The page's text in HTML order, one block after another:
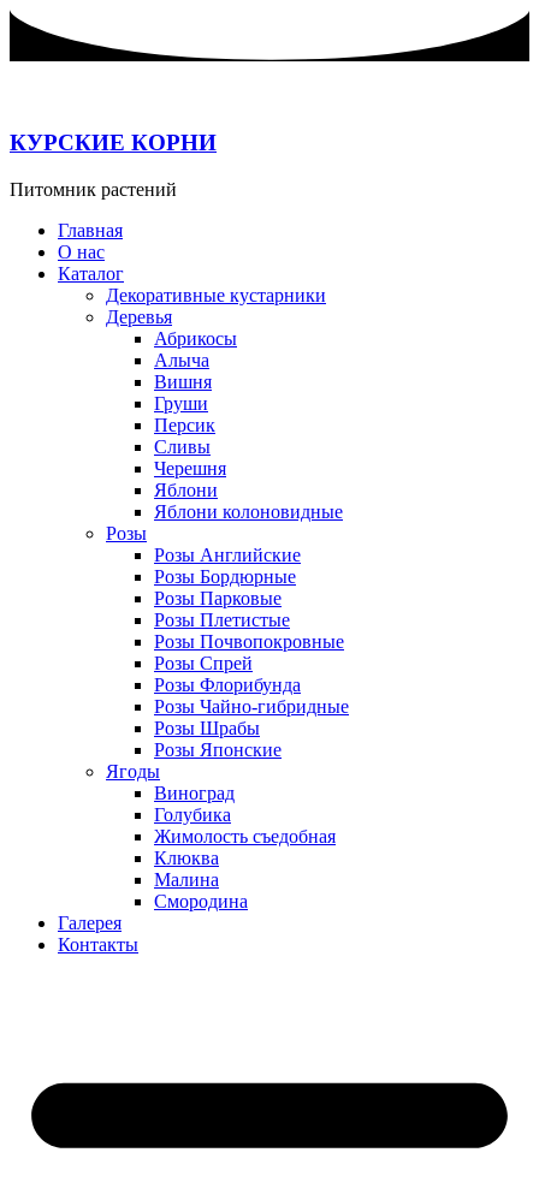
Перейти
содержимому
КУРСКИЕ КОРНИ
Питомник растений
Главная
О нас
Каталог
Декоративные кустарники
Деревья
Абрикосы
Алыча
Вишня
Груши
Персик
Сливы
Черешня
Яблони
Яблони колоновидные
Розы
Розы Английские
Розы Бордюрные
Розы Парковые
Розы Плетистые
Розы Почвопокровные
Розы Спрей
Розы Флорибунда
Розы Чайно-гибридные
Розы Шрабы
Розы Японские
Ягоды
Виноград
Голубика
Жимолость съедобная
Клюква
Малина
Смородина
Галерея
Контакты